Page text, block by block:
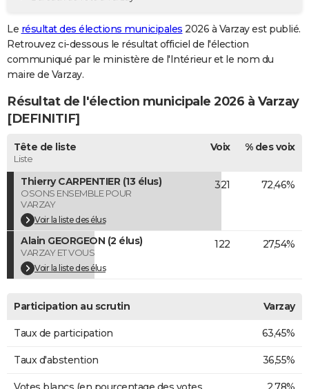
GUIDES D'ACHAT
BONS PLANS
CARTE DE VOEUX
Carte de Noël
Carte Bonne année
Carte Saint-Valentin
Carte Pâques
Carte d'anniversaire
DICTIONNAIRE
Dictionnaire
Biographies
Citations
Expressions
Proverbes
PROGRAMME TV
COPAINS D'AVANT
S'inscrire
Se connecter
Lycées
Collèges
Primaires
Universités
Entreprises
Service militaire
Avis de recherche
AVIS DE DÉCÈS
FORUM
Bricolage
Lifestyle
Culture
Sport
Auto
Television
Voyage
Cinema
Le résultat des élections municipales 2026 à Varzay est publié.
Retrouvez ci-dessous le résultat officiel de l'élection
communiqué par le ministère de l'Intérieur et le nom du
maire de Varzay.
Résultat de l'élection municipale 2026 à Varzay
[DEFINITIF]
Tête de liste
Liste
Voix % des voix
Thierry CARPENTIER (13 élus)
OSONS ENSEMBLE POUR
VARZAY
Voir la liste des élus
321 72,46%
Alain GEORGEON (2 élus)
VARZAY ET VOUS
Voir la liste des élus
122 27,54%
Participation au scrutin Varzay
Taux de participation 63,45%
Taux d'abstention 36,55%